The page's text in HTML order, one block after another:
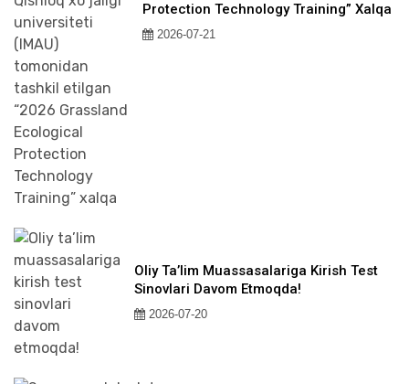
Protection Technology Training” Xalqa
2026-07-21
Oliy Ta’lim Muassasalariga Kirish Test
Sinovlari Davom Etmoqda!
2026-07-20